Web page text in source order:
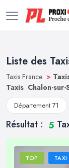
Liste des
Taxis France >
Taxis Chalon-sur-
Département 71
Résultat : 5
TOP